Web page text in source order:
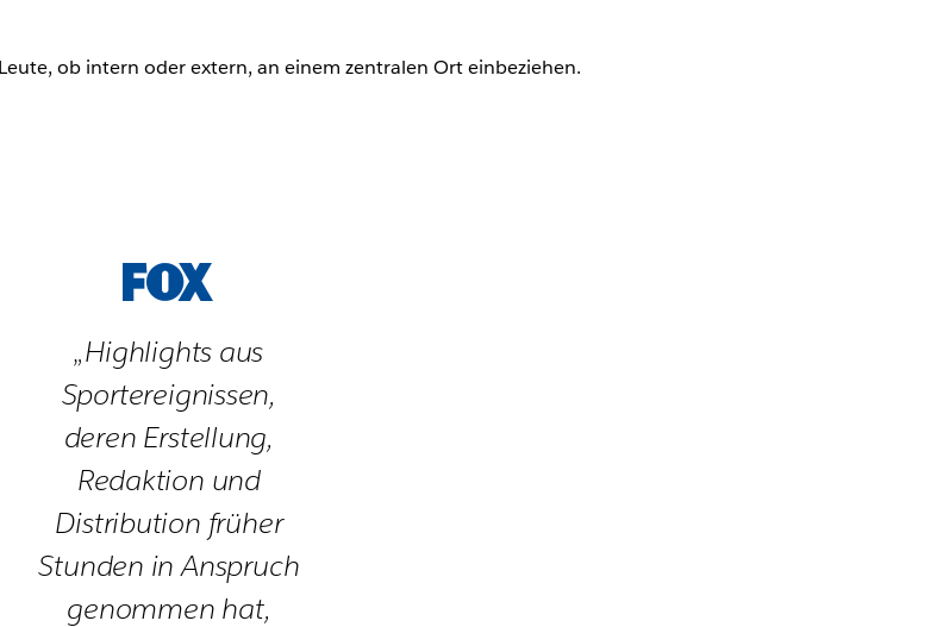
ob intern oder extern, an einem zentralen Ort einbeziehen.
„Highlights aus
Sportereignissen,
deren Erstellung,
Redaktion und
Distribution früher
Stunden in Anspruch
genommen hat,